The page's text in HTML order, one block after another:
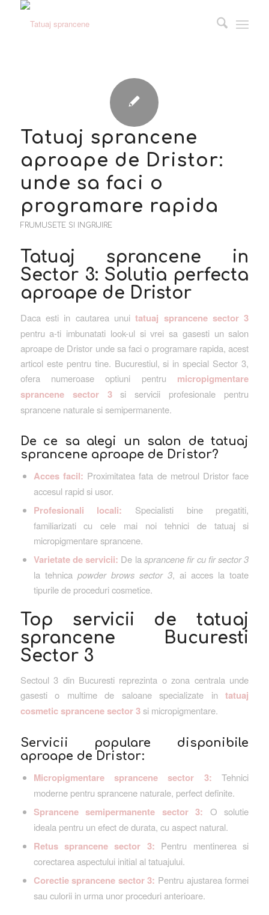
Tatuaj sprancene
aproape de Dristor:
unde sa faci o
programare rapida
FRUMUSETE SI INGRIJIRE
Tatuaj sprancene in
Sector 3: Solutia perfecta
aproape de Dristor
Daca esti in cautarea unuitatuaj sprancene sector 3
pentru a-ti imbunatati look-ul si vrei sa gasesti un salon
aproape de Dristor unde sa faci o programare rapida, acest
articol este pentru tine. Bucurestiul, si in special Sector 3,
ofera numeroase optiuni pentru micropigmentare
sprancene sector 3si servicii profesionale pentru
sprancene naturale si semipermanente.
De ce sa alegi un salon de tatuaj
sprancene aproape de Dristor?
Acces facil: Proximitatea fata de metroul Dristor face
accesul rapid si usor.
Profesionali locali: Specialisti bine pregatiti,
familiarizati cu cele mai noi tehnici de tatuaj si
micropigmentare sprancene.
Varietate de servicii: De lasprancene fir cu fir sector 3
la tehnica powder brows sector 3, ai acces la toate
tipurile de proceduri cosmetice.
Top servicii de tatuaj
sprancene Bucuresti
Sector 3
Sectoul 3 din Bucuresti reprezinta o zona centrala unde
gasesti o multime de saloane specializate intatuaj
cosmetic sprancene sector 3si micropigmentare.
Servicii populare disponibile
aproape de Dristor:
Micropigmentare sprancene sector 3: Tehnici
moderne pentru sprancene naturale, perfect definite.
Sprancene semipermanente sector 3: O solutie
ideala pentru un efect de durata, cu aspect natural.
Retus sprancene sector 3: Pentru mentinerea si
corectarea aspectului initial al tatuajului.
Corectie sprancene sector 3: Pentru ajustarea formei
sau culorii in urma unor proceduri anterioare.